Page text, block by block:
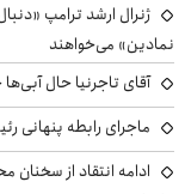
ژنرال ارشد ترامپ
نمادین» می‌خواهند
آقای تاجرنیا حال
ماجرای رابطه پنهانی
ادامه انتقاد از